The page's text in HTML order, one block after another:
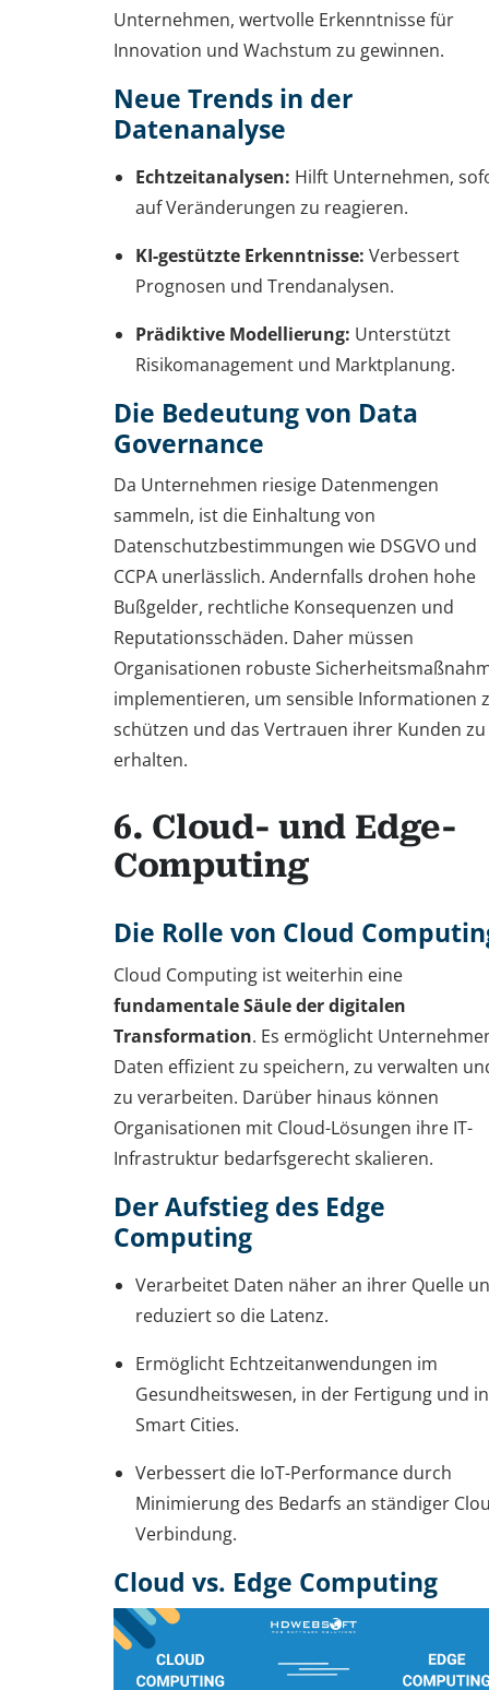
Unternehmen, wertvolle Erkenntnisse für
Innovation und Wachstum zu gewinnen.
Neue Trends in der
Datenanalyse
Echtzeitanalysen: Hilft Unternehmen,
auf Veränderungen zu reagieren.
KI-gestützte Erkenntnisse: Verbessert
Prognosen und Trendanalysen.
Prädiktive Modellierung: Unterstützt
Risikomanagement und Marktplanung.
Die Bedeutung von Data
Governance
Da Unternehmen riesige Datenmengen
sammeln, ist die Einhaltung von
Datenschutzbestimmungen wie DSGVO und
CCPA unerlässlich. Andernfalls drohen hohe
Bußgelder, rechtliche Konsequenzen und
Reputationsschäden. Daher müssen
Organisationen robuste
implementieren, um sensible Informationen
schützen und das Vertrauen ihrer Kunden zu
erhalten.
6. Cloud- und Edge-
Computing
Die Rolle von Cloud
Cloud Computing ist weiterhin eine
fundamentale Säule der digitalen
Transformation. Es ermöglicht
Daten effizient zu speichern, zu verwalten
zu verarbeiten. Darüber hinaus können
Organisationen mit Cloud-Lösungen ihre IT-
Infrastruktur bedarfsgerecht skalieren.
Der Aufstieg des Edge
Computing
Verarbeitet Daten näher an ihrer Quelle
reduziert so die Latenz.
Ermöglicht Echtzeitanwendungen im
Gesundheitswesen, in der Fertigung und in
Smart Cities.
Verbessert die IoT-Performance durch
Minimierung des Bedarfs an ständiger
Verbindung.
Cloud vs. Edge Computing